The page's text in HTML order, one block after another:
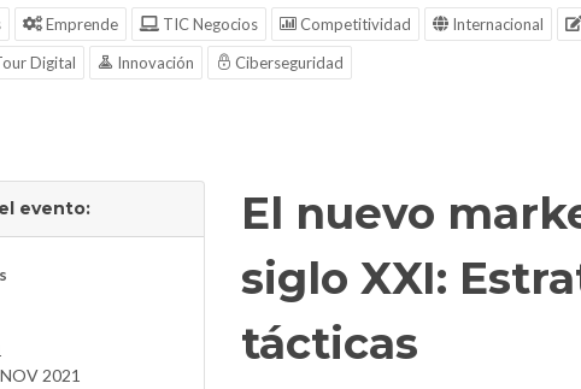
Emprende TIC Negocios Competitividad Internacional
Digital Innovación Ciberseguridad
evento:
2021
El nuevo
siglo XXI:
tácticas